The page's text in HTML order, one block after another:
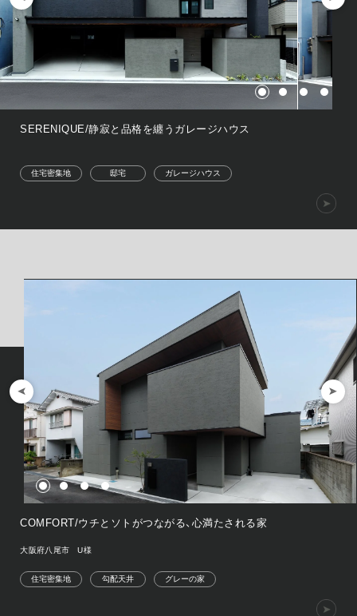
SERENIQUE/静寂と品格を纏うガレージハウス
住宅密集地 邸宅 ガレージハウス
COMFORT/ウチとソトがつながる、心満たされる家
大阪府八尾市 U様
住宅密集地 勾配天井 グレーの家